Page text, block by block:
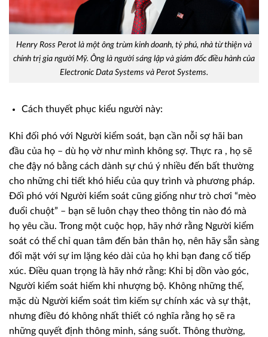
Henry Ross Perot là một ông trùm kinh doanh, tỷ phú, nhà từ thiện và
chính trị gia người Mỹ. Ông là người sáng lập và giám đốc điều hành của
Electronic Data Systems và Perot Systems.
Cách thuyết phục kiểu người này:
Khi đối phó với Người kiểm soát, bạn cần nỗi sợ hãi ban
đầu của họ – dù họ vờ như mình không sợ. Thực ra , họ sẽ
che đậy nó bằng cách dành sự chú ý nhiều đến bất thường
cho những chi tiết khó hiểu của quy trình và phương pháp.
Đối phó với Người kiểm soát cũng giống như trò chơi “mèo
đuổi chuột” – bạn sẽ luôn chạy theo thông tin nào đó mà
họ yêu cầu. Trong một cuộc họp, hãy nhớ rằng Người kiểm
soát có thể chỉ quan tâm đến bản thân họ, nên hãy sẵn sàng
đối mặt với sự im lặng kéo dài của họ khi bạn đang cố tiếp
xúc. Điều quan trọng là hãy nhớ rằng: Khi bị dồn vào góc,
Người kiểm soát hiếm khi nhượng bộ. Không những thế,
mặc dù Người kiểm soát tìm kiếm sự chính xác và sự thật,
nhưng điều đó không nhất thiết có nghĩa rằng họ sẽ ra
những quyết định thông minh, sáng suốt. Thông thường,